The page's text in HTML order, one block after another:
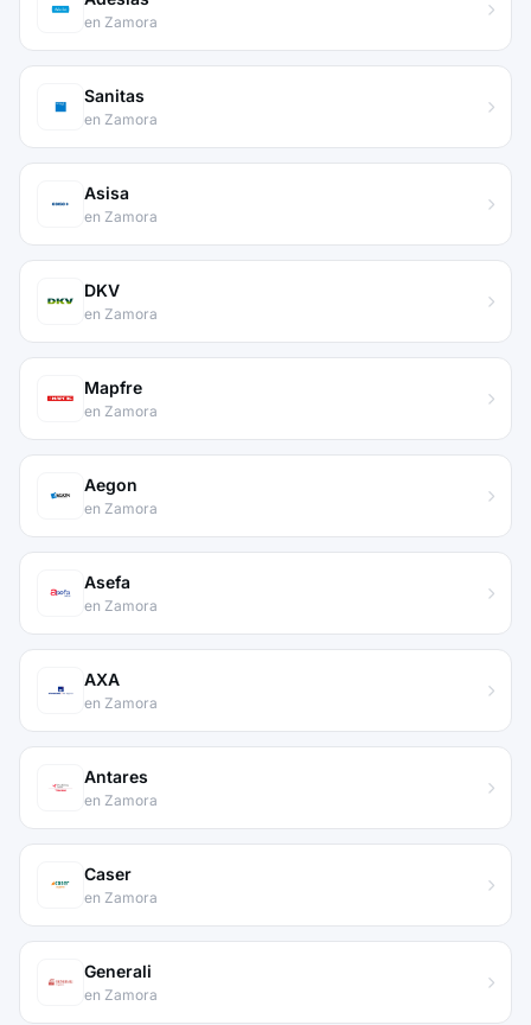
en Zamora
Sanitas
en Zamora
Asisa
en Zamora
DKV
en Zamora
Mapfre
en Zamora
Aegon
en Zamora
Asefa
en Zamora
AXA
en Zamora
Antares
en Zamora
Caser
en Zamora
Generali
en Zamora